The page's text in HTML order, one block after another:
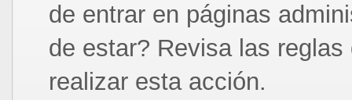
de entrar en páginas
de estar? Revisa las
realizar esta acción.